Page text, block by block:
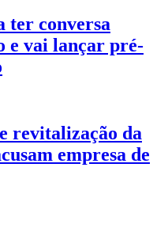
ter conversa
e vai lançar pré-
revitalização da
empresa de